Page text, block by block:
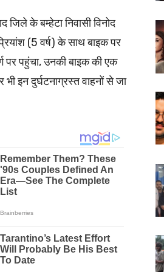
जिले के बम्हेटा निवासी विनोद
(5 वर्ष) के साथ बाइक पर
पर पहुंचा, उनकी बाइक की एक
इन दुर्घटनाग्रस्त वाहनों से जा